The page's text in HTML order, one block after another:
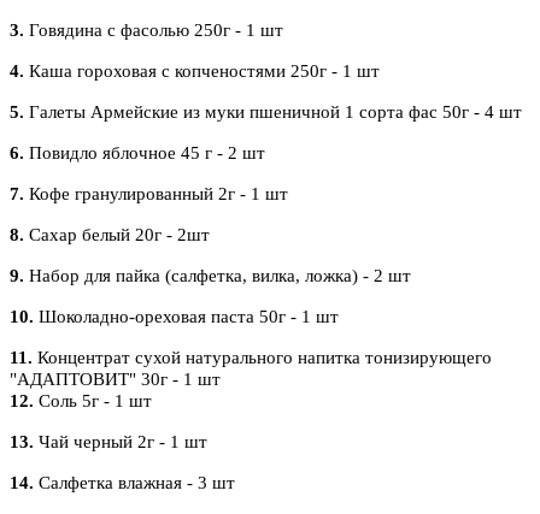
3. Говядина с фасолью 250г - 1 шт
4. Каша гороховая с копченостями 250г - 1 шт
5. Галеты Армейские из муки пшеничной 1 сорта фас 50г - 4 шт
6. Повидло яблочное 45 г - 2 шт
7. Кофе гранулированный 2г - 1 шт
8. Сахар белый 20г - 2шт
9. Набор для пайка (салфетка, вилка, ложка) - 2 шт
10. Шоколадно-ореховая паста 50г - 1 шт
11. Концентрат сухой натурального напитка тонизирующего
"АДАПТОВИТ" 30г - 1 шт
12. Соль 5г - 1 шт
13. Чай черный 2г - 1 шт
14. Салфетка влажная - 3 шт